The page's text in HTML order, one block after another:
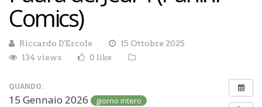
Comics)
Riccardo D'Ercole
15 Ottobre 2025
134 views
0 like
QUANDO:
15 Gennaio 2026 giorno intero